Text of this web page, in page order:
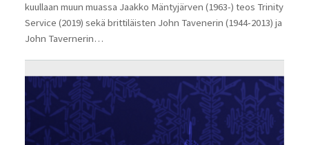
kuullaan muun muassa Jaakko Mäntyjärven (1963-) teos Trinity
Service (2019) sekä brittiläisten John Tavenerin (1944-2013) ja
John Tavernerin…